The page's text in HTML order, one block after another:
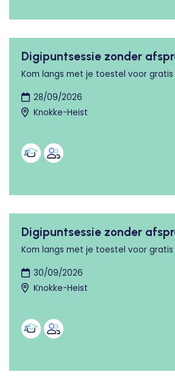
Digipuntsessie zonder
Kom langs met je toestel voor gratis
28/09/2026
Knokke-Heist
Digipuntsessie zonder
Kom langs met je toestel voor gratis
30/09/2026
Knokke-Heist